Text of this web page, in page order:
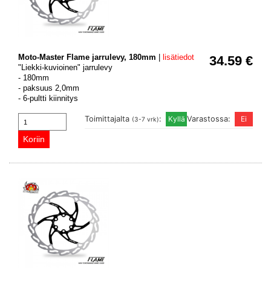
34.59 €
Moto-Master Flame jarrulevy, 180mm
lisätiedot
"Liekki-kuvioinen" jarrulevy
- 180mm
- paksuus 2,0mm
- 6-pultti kiinnitys
Varastossa:
Toimittajalta (3-7 vrk):